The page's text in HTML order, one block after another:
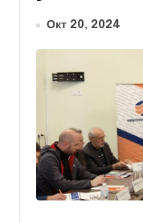
Окт 20, 2024